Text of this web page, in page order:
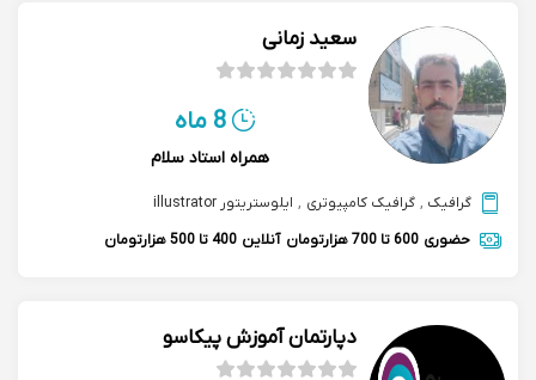
سعید زمانی
8 ماه
همراه استاد سلام
گرافیک , گرافیک کامپیوتری , ایلوستریتور illustrator
حضوری 600 تا 700 هزارتومان آنلاین 400 تا 500 هزارتومان
دپارتمان آموزش پیکاسو